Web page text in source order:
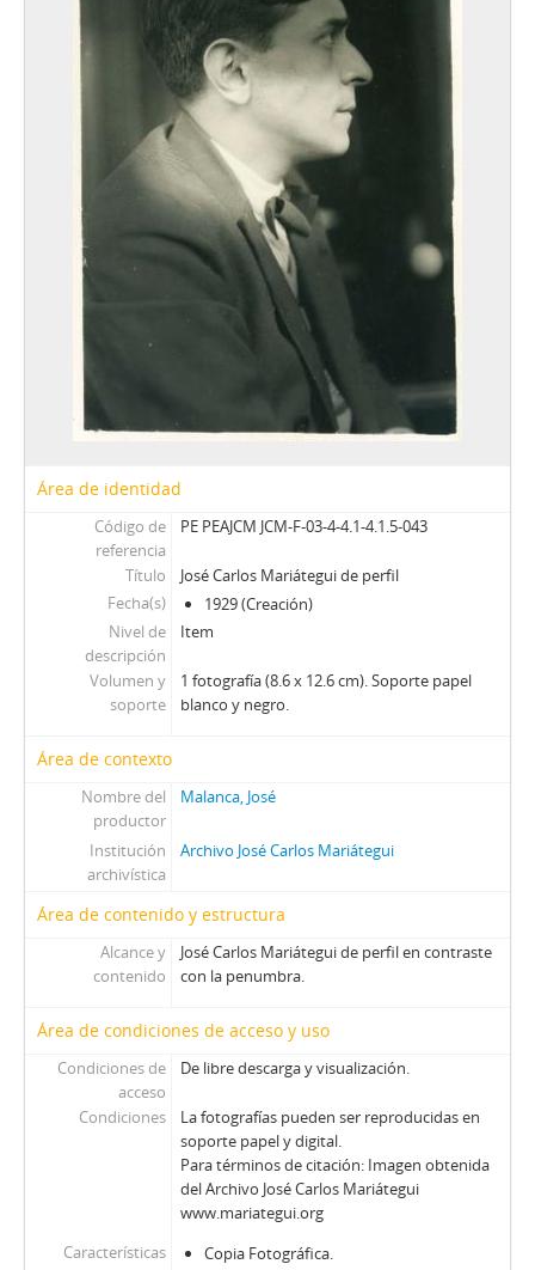
Área de identidad
Código de
referencia
PE PEAJCM JCM-F-03-4-4.1-4.1.5-043
Título
José Carlos Mariátegui de perfil
Fecha(s)
1929 (Creación)
Nivel de
descripción
Item
Volumen y
soporte
1 fotografía (8.6 x 12.6 cm). Soporte papel
blanco y negro.
Área de contexto
Nombre del
productor
Malanca, José
Institución
archivística
Archivo José Carlos Mariátegui
Área de contenido y estructura
Alcance y
contenido
José Carlos Mariátegui de perfil en contraste
con la penumbra.
Área de condiciones de acceso y uso
Condiciones de
acceso
De libre descarga y visualización.
Condiciones
La fotografías pueden ser reproducidas en
soporte papel y digital.
Para términos de citación: Imagen obtenida
del Archivo José Carlos Mariátegui
www.mariategui.org
Características
Copia Fotográfica.